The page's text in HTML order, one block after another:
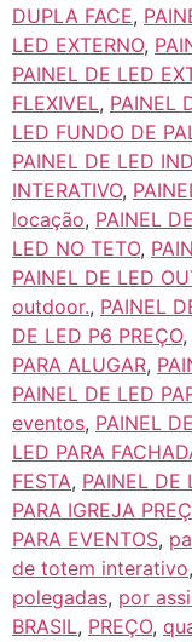
DUPLA FACE,
LED EXTERNO,
PAINEL DE LED
FLEXIVEL, PAINEL
LED FUNDO DE
PAINEL DE LED
INTERATIVO,
locação, PAINEL
LED NO TETO,
PAINEL DE LED
outdoor., PAINEL
DE LED P6 PREÇO,
PARA ALUGAR,
PAINEL DE LED
eventos, PAINEL
LED PARA
FESTA, PAINEL DE
PARA IGREJA
PARA EVENTOS,
de totem interativo,
polegadas, por
BRASIL, PREÇO,